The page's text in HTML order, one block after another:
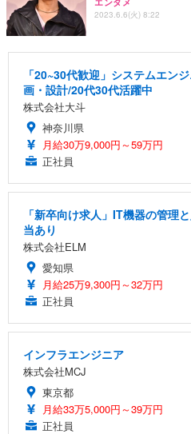
2023.6.6(火) 8:22
「20~30代歓迎」システムエン
画・設計/20代30代活躍中
株式会社大斗
神奈川県
月給30万9,000円～59万円
正社員
「新卒向け求人」IT機器の管理
当あり
株式会社ELM
愛知県
月給25万9,300円～32万円
正社員
インフラエンジニア
株式会社MCJ
東京都
月給33万5,000円～39万円
正社員